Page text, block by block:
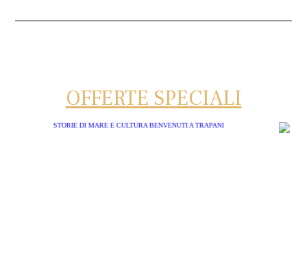
OFFERTE SPECIALI